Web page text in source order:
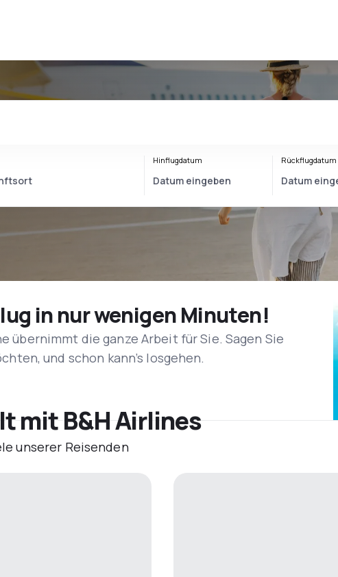
Hinflugdatum Rückflugdatum
in nur wenigen Minuten!
übernimmt die ganze Arbeit für Sie. Sagen Sie
und schon kann’s losgehen.
mit B&H Airlines
unserer Reisenden